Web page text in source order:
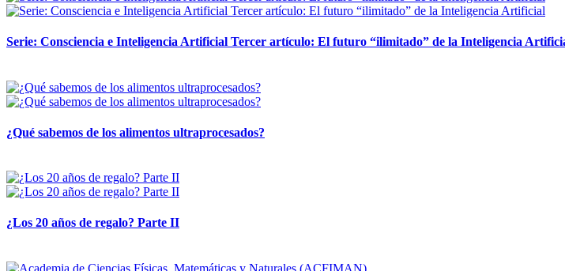
Serie: Consciencia e Inteligencia Artificial Tercer artículo: El futuro “ilimitado” de la Inteligencia
¿Qué sabemos de los alimentos ultraprocesados?
¿Los 20 años de regalo? Parte II